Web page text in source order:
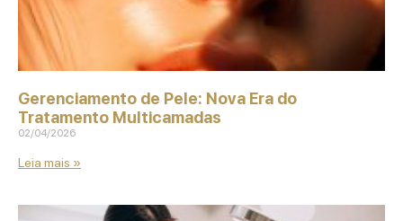
Gerenciamento de Pele: Nova Era do
Tratamento Multicamadas
02/04/2026
Leia mais »